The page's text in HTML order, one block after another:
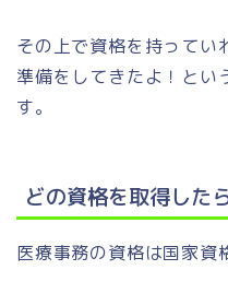
その上で資格を持ってい
準備をしてきたよ！とい
す。
どの資格を取得した
医療事務の資格は国家資